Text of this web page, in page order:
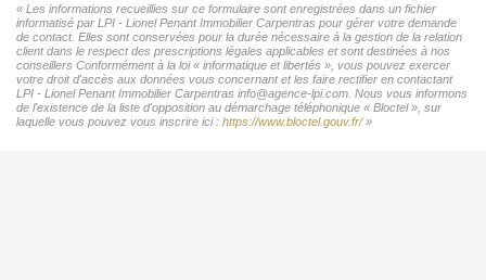
« Les informations recueillies sur ce formulaire sont enregistrées dans un fichier
informatisé par LPI - Lionel Penant Immobilier Carpentras pour gérer votre demande
de contact. Elles sont conservées pour la durée nécessaire à la gestion de la relation
client dans le respect des prescriptions légales applicables et sont destinées à nos
conseillers Conformément à la loi « informatique et libertés », vous pouvez exercer
votre droit d'accès aux données vous concernant et les faire rectifier en contactant
LPI - Lionel Penant Immobilier Carpentras info@agence-lpi.com. Nous vous informons
de l'existence de la liste d'opposition au démarchage téléphonique « Bloctel », sur
laquelle vous pouvez vous inscrire ici : https://www.bloctel.gouv.fr/»